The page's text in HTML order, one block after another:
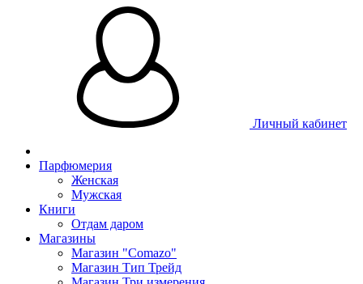
Личный кабинет
Парфюмерия
Женская
Мужская
Книги
Отдам даром
Магазины
Магазин "Comazo"
Магазин Тип Трейд